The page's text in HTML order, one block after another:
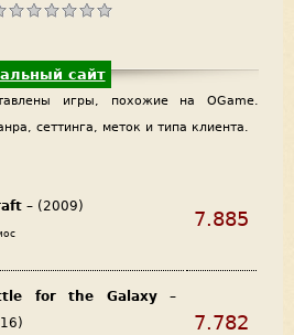
сайт
игры, похожие на OGame.
сеттинга, меток и типа клиента.
– (2009)
7.885
for the Galaxy–
7.782